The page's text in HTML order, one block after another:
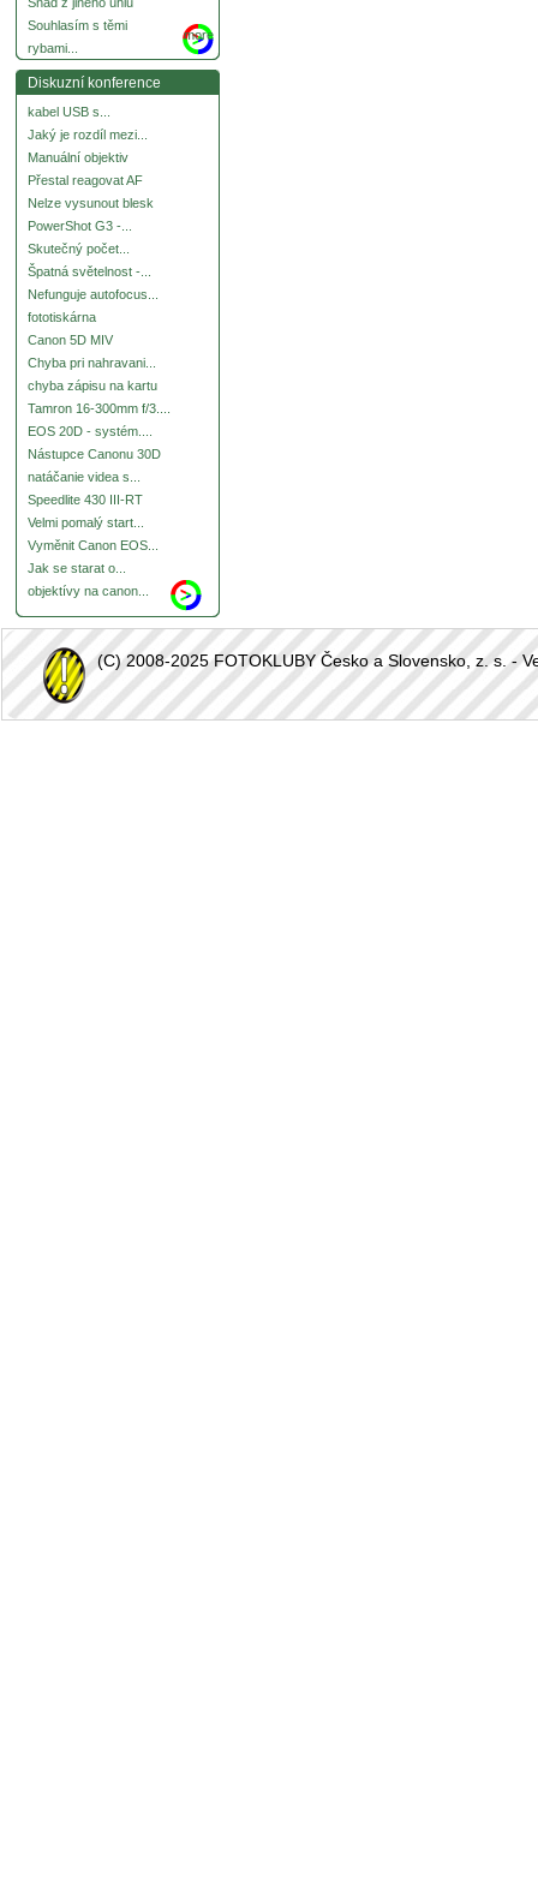
Souhlasím s těmi
rybami...
more
Diskuzní konference
kabel USB s...
Jaký je rozdíl mezi...
Manuální objektiv
Přestal reagovat AF
Nelze vysunout blesk
PowerShot G3 -...
Skutečný počet...
Špatná světelnost -...
Nefunguje autofocus...
fototiskárna
Canon 5D MIV
Chyba pri nahravani...
chyba zápisu na kartu
Tamron 16-300mm f/3....
EOS 20D - systém....
Nástupce Canonu 30D
natáčanie videa s...
Speedlite 430 III-RT
Velmi pomalý start...
Vyměnit Canon EOS...
Jak se starat o...
objektívy na canon...
(C) 2008-2025 FOTOKLUBY Česko a Slovensko, z. s. -